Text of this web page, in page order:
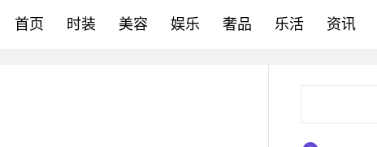
首页 时装 美容 娱乐 奢品 乐活 资讯